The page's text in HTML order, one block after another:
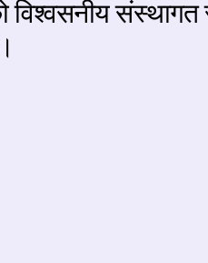
संस्थागत